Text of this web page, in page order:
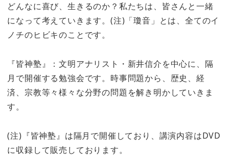
どんなに喜び、生きるのか？私たちは、皆さんと一緒
になって考えていきます。(注)「瓊音」とは、全てのイ
ノチのヒビキのことです。
『皆神塾』：文明アナリスト・新井信介を中心に、隔
月で開催する勉強会です。時事問題から、歴史、経
済、宗教等々様々な分野の問題を解き明かしていきま
す。
(注)『皆神塾』は隔月で開催しており、講演内容はDVD
に収録して販売しております。